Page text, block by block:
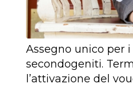
Assegno unico per
secondogeniti.
l’attivazione del